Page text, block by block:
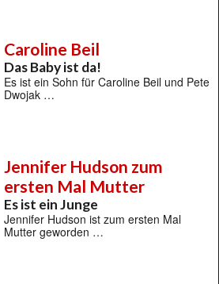
Caroline Beil
Das Baby ist da!
Es ist ein Sohn für Caroline Beil und Pete
Dwojak …
Jennifer Hudson zum
ersten Mal Mutter
Es ist ein Junge
Jennifer Hudson ist zum ersten Mal
Mutter geworden …